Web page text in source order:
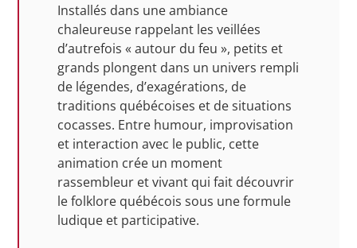
Installés dans une ambiance
chaleureuse rappelant les veillées
d’autrefois « autour du feu », petits et
grands plongent dans un univers rempli
de légendes, d’exagérations, de
traditions québécoises et de situations
cocasses. Entre humour, improvisation
et interaction avec le public, cette
animation crée un moment
rassembleur et vivant qui fait découvrir
le folklore québécois sous une formule
ludique et participative.